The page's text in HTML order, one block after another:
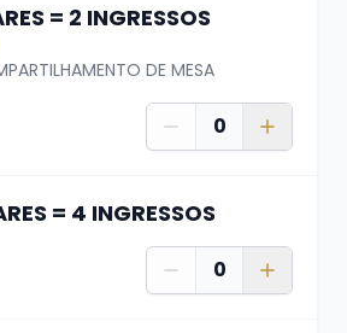
(51) 99624 3444
garante apenas seu
mesas se dá de acordo com o
mesa.
= 2 INGRESSOS
DE MESA
0
= 4 INGRESSOS
0